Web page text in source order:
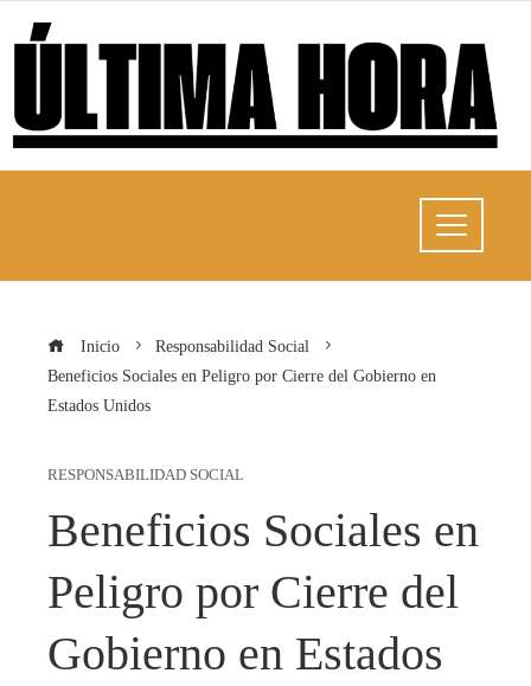
Inicio
Responsabilidad Social
Beneficios Sociales en Peligro por Cierre del Gobierno en
Estados Unidos
RESPONSABILIDAD SOCIAL
Beneficios Sociales en
Peligro por Cierre del
Gobierno en Estados